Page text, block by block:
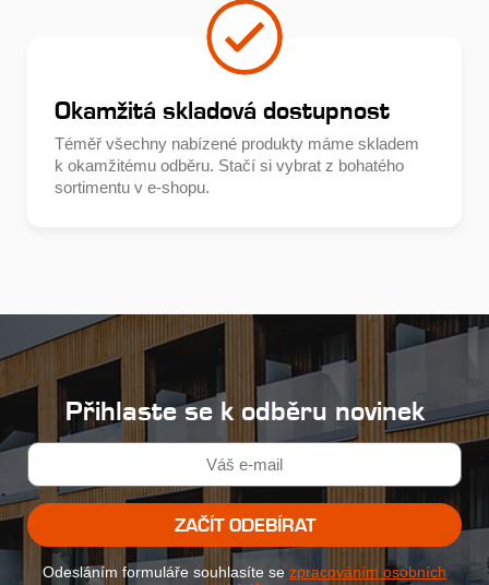
Okamžitá skladová dostupnost
Téměř všechny nabízené produkty máme skladem
k okamžitému odběru. Stačí si vybrat z bohatého
sortimentu v e-shopu.
Přihlaste se k odběru novinek
ZAČÍT ODEBÍRAT
Odesláním formuláře souhlasíte se zpracováním osobních